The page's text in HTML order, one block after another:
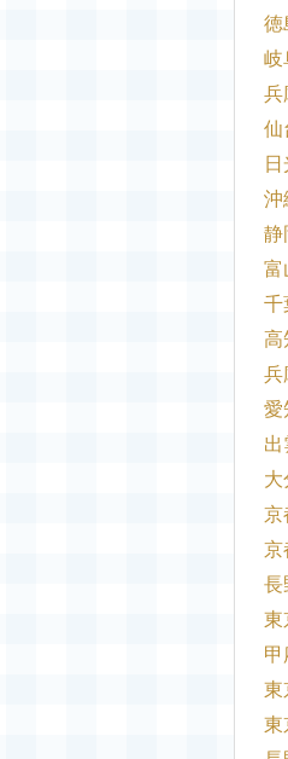
徳
岐
兵
仙
沖
静
富
千
高
兵
愛
出
大
京
京
長
東
甲
東
東